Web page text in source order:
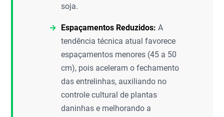
soja.
Espaçamentos Reduzidos: A
tendência técnica atual favorece
espaçamentos menores (45 a 50
cm), pois aceleram o fechamento
das entrelinhas, auxiliando no
controle cultural de plantas
daninhas e melhorando a